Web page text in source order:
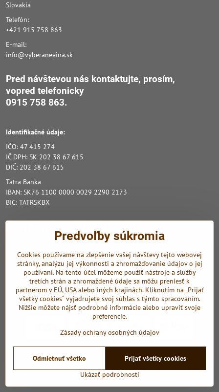
Slovakia
Telefón:
+421 915 758 863
E-mail:
info@vyberanevina.sk
Pred návštevou nás kontaktujte, prosím,
vopred telefonicky
0915 758 863.
Identifikačné údaje:
IČO: 47 415 274
IČ DPH: SK 202 38 67 615
DIČ: 202 38 67 615
Tatra Banka
IBAN: SK76 1100 0000 0029 2290 2173
BIC: TATRSKBX
Instagram Youtube
Odkazy
©
Copyright
Predvoľby súkromiaZásady ochrany osobných údajov
Vytvorené pomocou:BiznisWeb.sk
Predvoľby súkromia
Cookies používame na zlepšenie vašej návštevy tejto webovej
stránky, analýzu jej výkonnosti a zhromažďovanie údajov o jej
používaní. Na tento účel môžeme použiť nástroje a služby
tretích strán a zhromaždené údaje sa môžu preniesť k
partnerom v EÚ, USA alebo iných krajinách. Kliknutím na „Prijať
všetky cookies“ vyjadrujete svoj súhlas s týmto spracovaním.
Nižšie môžete nájsť podrobné informácie alebo upraviť svoje
preferencie.
Zásady ochrany osobných údajov
Ukázať podrobnosti
Prijať všetky cookies
Odmietnuť všetko